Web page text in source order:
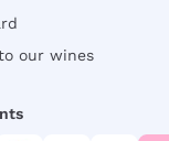
our wines